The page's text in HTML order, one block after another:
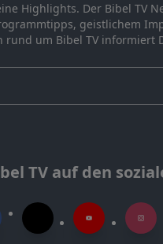
Highlights. Der Bibel TV
geistlichem
rund um Bibel TV informiert
TV auf den